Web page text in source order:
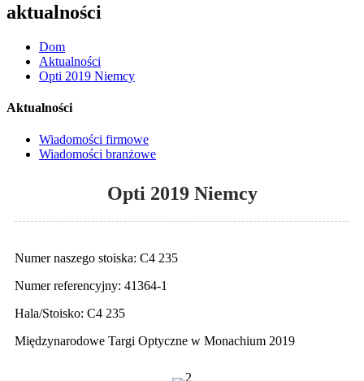
aktualności
Dom
Aktualności
Opti 2019 Niemcy
Aktualności
Wiadomości firmowe
Wiadomości branżowe
Opti 2019 Niemcy
Numer naszego stoiska: C4 235
Numer referencyjny: 41364-1
Hala/Stoisko: C4 235
Międzynarodowe Targi Optyczne w Monachium 2019